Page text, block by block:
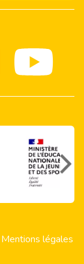
youtube
Mentions légales